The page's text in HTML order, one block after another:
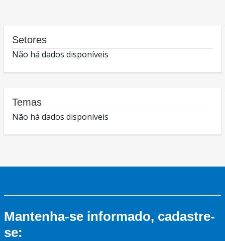
Setores
Não há dados disponíveis
Temas
Não há dados disponíveis
Mantenha-se informado, cadastre-
se: